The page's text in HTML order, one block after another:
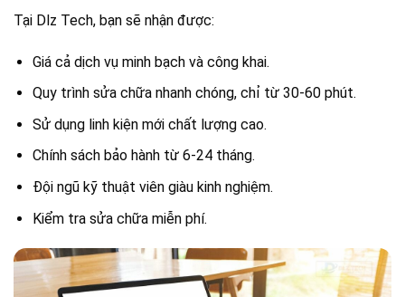
Tại Dlz Tech, bạn sẽ nhận được:
Giá cả dịch vụ minh bạch và công khai.
Quy trình sửa chữa nhanh chóng, chỉ từ 30-60 phút.
Sử dụng linh kiện mới chất lượng cao.
Chính sách bảo hành từ 6-24 tháng.
Đội ngũ kỹ thuật viên giàu kinh nghiệm.
Kiểm tra sửa chữa miễn phí.